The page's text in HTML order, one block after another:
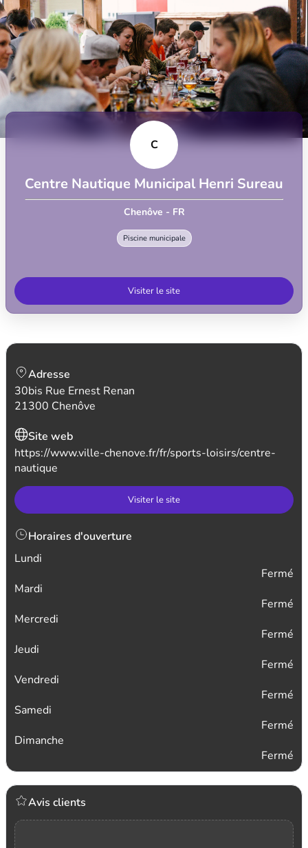
C
Centre Nautique Municipal Henri Sureau
Chenôve - FR
Piscine municipale
Visiter le site
Adresse
30bis Rue Ernest Renan
21300 Chenôve
Site web
https://www.ville-chenove.fr/fr/sports-loisirs/centre-
nautique
Visiter le site
Horaires d'ouverture
Lundi
Fermé
Mardi
Fermé
Mercredi
Fermé
Jeudi
Fermé
Vendredi
Fermé
Samedi
Fermé
Dimanche
Fermé
Avis clients